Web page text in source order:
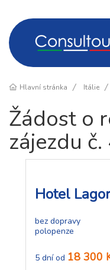
Hlavní stránka Itálie
Žádost o
zájezdu
Hotel
bez dopravy
polopenze
5 dní od 18 300